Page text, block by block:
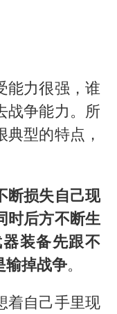
能力很强，谁
战争能力。所
型的特点，
断损失自己现
时后方不断生
装备先跟不
输掉战争。
着自己手里现